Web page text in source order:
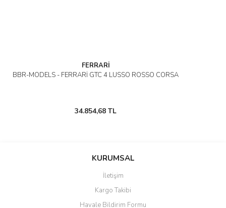
FERRARİ
BBR-MODELS - FERRARİ GTC 4 LUSSO ROSSO CORSA
34.854,68 TL
KURUMSAL
İletişim
Kargo Takibi
Havale Bildirim Formu